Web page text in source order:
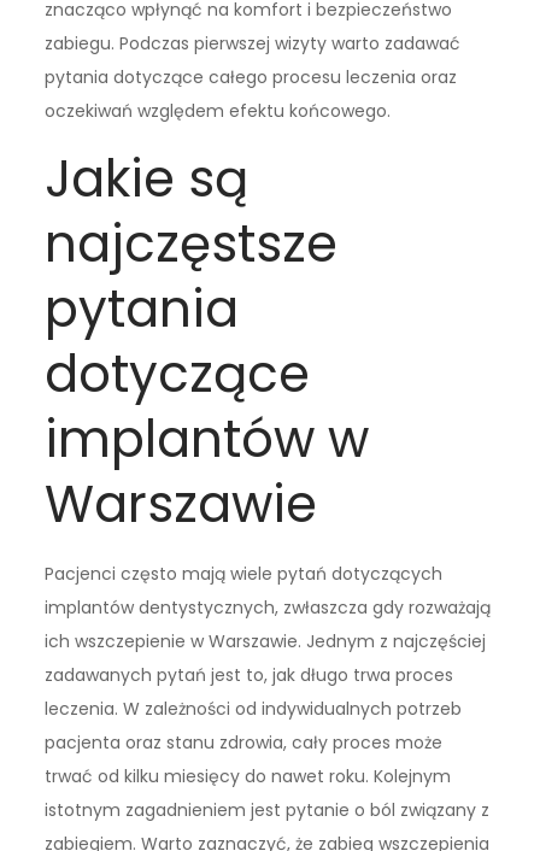
znacząco wpłynąć na komfort i bezpieczeństwo
zabiegu. Podczas pierwszej wizyty warto zadawać
pytania dotyczące całego procesu leczenia oraz
oczekiwań względem efektu końcowego.
Jakie są
najczęstsze
pytania
dotyczące
implantów w
Warszawie
Pacjenci często mają wiele pytań dotyczących
implantów dentystycznych, zwłaszcza gdy rozważają
ich wszczepienie w Warszawie. Jednym z najczęściej
zadawanych pytań jest to, jak długo trwa proces
leczenia. W zależności od indywidualnych potrzeb
pacjenta oraz stanu zdrowia, cały proces może
trwać od kilku miesięcy do nawet roku. Kolejnym
istotnym zagadnieniem jest pytanie o ból związany z
zabiegiem. Warto zaznaczyć, że zabieg wszczepienia